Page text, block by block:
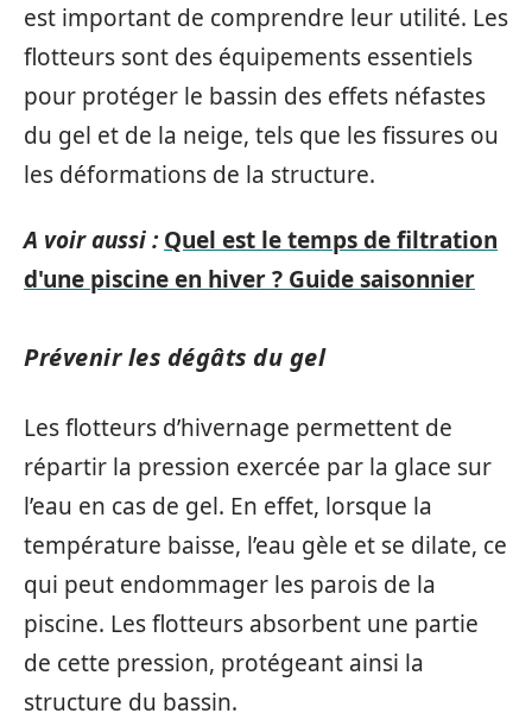
est important de comprendre leur utilité. Les
flotteurs sont des équipements essentiels
pour protéger le bassin des effets néfastes
du gel et de la neige, tels que les fissures ou
les déformations de la structure.
A voir aussi : Quel est le temps de filtration
d'une piscine en hiver ? Guide saisonnier
Prévenir les dégâts du gel
Les flotteurs d’hivernage permettent de
répartir la pression exercée par la glace sur
l’eau en cas de gel. En effet, lorsque la
température baisse, l’eau gèle et se dilate, ce
qui peut endommager les parois de la
piscine. Les flotteurs absorbent une partie
de cette pression, protégeant ainsi la
structure du bassin.